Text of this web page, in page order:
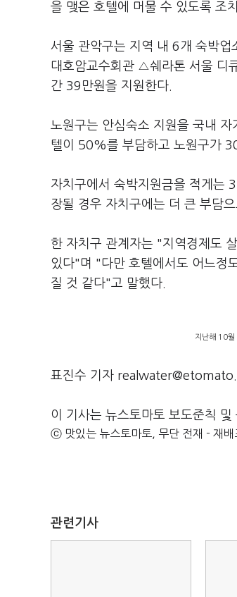
을 맺은 호텔에 머물 수 있도록 조
서울 관악구는 지역 내 6개 숙박
대호암교수회관 △쉐라톤 서울 디
간 39만원을 지원한다.
노원구는 안심숙소 지원을 국내
텔이 50%를 부담하고 노원구가
자치구에서 숙박지원금을 적게는
장될 경우 자치구에는 더 큰 부담
한 자치구 관계자는 "지역경제도
있다"며 "다만 호텔에서도 어느정
질 것 같다"고 말했다.
지난해 10월
표진수 기자
이 기사는 뉴스토마토 보도준칙 및
ⓒ 맛있는 뉴스토마토, 무단 전재 - 재배
관련기사